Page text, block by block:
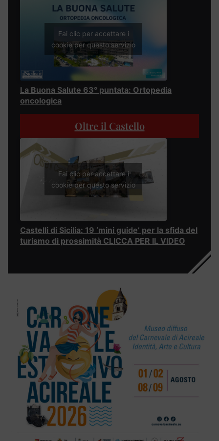
Fai clic per accettare i
cookie per questo servizio
La Buona Salute 63° puntata: Ortopedia
oncologica
Oltre il Castello
Fai clic per accettare i
cookie per questo servizio
Castelli di Sicilia: 19 ‘mini guide’ per la sfida del
turismo di prossimità CLICCA PER IL VIDEO